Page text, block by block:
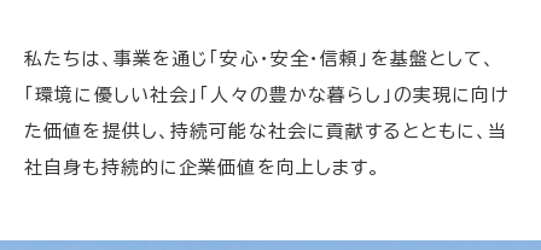
私たちは、事業を通じ「安心・安全・信頼」を基盤として、
「環境に優しい社会」「人々の豊かな暮らし」の実現に向け
た価値を提供し、 持続可能な社会に貢献するとともに、当
社自身も持続的に企業価値を向上します。